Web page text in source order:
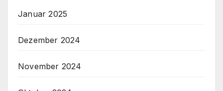
Januar 2025
Dezember 2024
November 2024